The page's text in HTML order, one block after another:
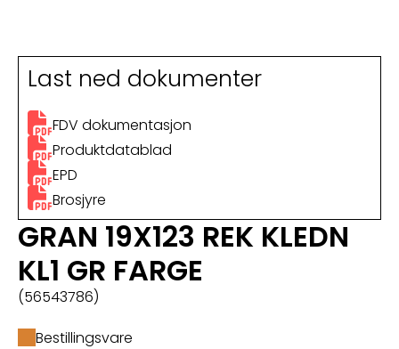
Last ned dokumenter
FDV dokumentasjon
Produktdatablad
EPD
Brosjyre
GRAN 19X123 REK KLEDN
KL1 GR FARGE
(56543786)
Bestillingsvare